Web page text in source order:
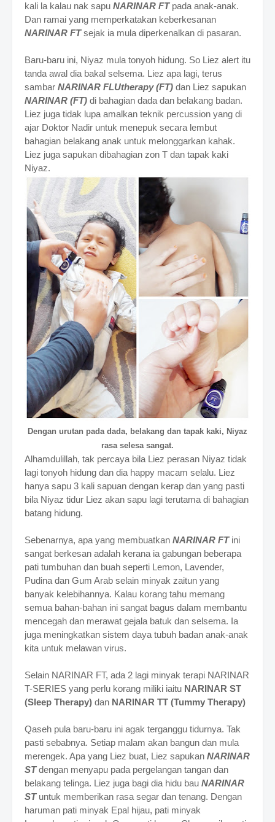
kali la kalau nak sapu NARINAR FTpada anak-anak.
Dan ramai yang memperkatakan keberkesanan
NARINAR FTsejak ia mula diperkenalkan di pasaran.
Baru-baru ini, Niyaz mula tonyoh hidung. So Liez alert itu
tanda awal dia bakal selsema. Liez apa lagi, terus
sambar NARINAR FLUtherapy (FT) dan Liez sapukan
NARINAR (FT) di bahagian dada dan belakang badan.
Liez juga tidak lupa amalkan teknik percussion yang di
ajar Doktor Nadir untuk menepuk secara lembut
bahagian belakang anak untuk melonggarkan kahak.
Liez juga sapukan dibahagian zon T dan tapak kaki
Niyaz.
Dengan urutan pada dada, belakang dan tapak kaki, Niyaz
rasa selesa sangat.
Alhamdulillah, tak percaya bila Liez perasan Niyaz tidak
lagi tonyoh hidung dan dia happy macam selalu. Liez
hanya sapu 3 kali sapuan dengan kerap dan yang pasti
bila Niyaz tidur Liez akan sapu lagi terutama di bahagian
batang hidung.
Sebenarnya, apa yang membuatkan NARINAR FTini
sangat berkesan adalah kerana ia gabungan beberapa
pati tumbuhan dan buah seperti Lemon, Lavender,
Pudina dan Gum Arab selain minyak zaitun yang
banyak kelebihannya. Kalau korang tahu memang
semua bahan-bahan ini sangat bagus dalam membantu
mencegah dan merawat gejala batuk dan selsema. Ia
juga meningkatkan sistem daya tubuh badan anak-anak
kita untuk melawan virus.
Selain NARINAR FT, ada 2 lagi minyak terapi NARINAR
T-SERIES yang perlu korang miliki iaitu NARINAR ST
(Sleep Therapy) dan NARINAR TT (Tummy Therapy)
Qaseh pula baru-baru ini agak terganggu tidurnya. Tak
pasti sebabnya. Setiap malam akan bangun dan mula
merengek. Apa yang Liez buat, Liez sapukan NARINAR
STdengan menyapu pada pergelangan tangan dan
belakang telinga. Liez juga bagi dia hidu bau NARINAR
STuntuk memberikan rasa segar dan tenang. Dengan
haruman pati minyak Epal hijau, pati minyak